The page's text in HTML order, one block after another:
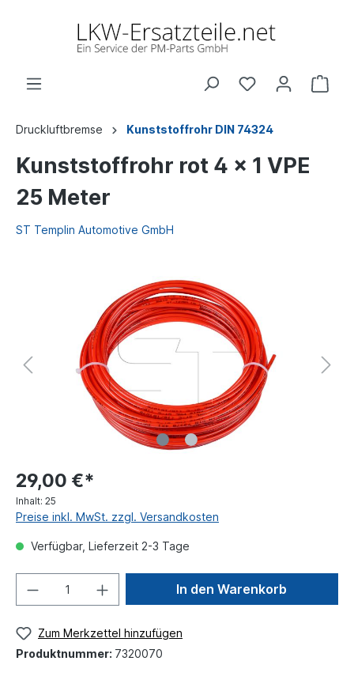
Druckluftbremse Kunststoffrohr DIN 74324
Kunststoffrohr rot 4 x 1 VPE
25 Meter
ST Templin Automotive GmbH
29,00 €*
Inhalt: 25
Preise inkl. MwSt. zzgl. Versandkosten
Verfügbar, Lieferzeit 2-3 Tage
In den Warenkorb
Zum Merkzettel hinzufügen
Produktnummer: 7320070